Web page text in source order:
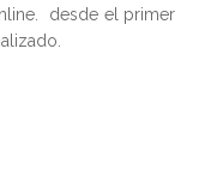
desde el primer